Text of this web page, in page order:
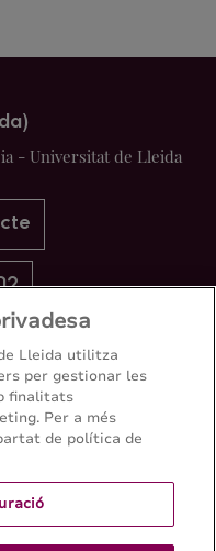
- Universitat de Lleida
Lleida utilitza
per gestionar les
finalitats
Per a més
de política de